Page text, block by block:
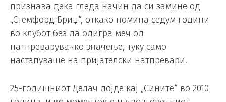
признава дека гледа начин да си замине од
„Стемфорд Бриџ“, откако помина седум години
во клубот без да одигра меч од
натпреварувачко значење, туку само
настапуваше на пријателски натпревари.
25-годишниот Делач дојде кај „Сините“ во 2010